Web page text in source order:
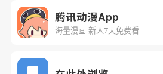
腾讯动漫App
海量漫画 新人7天免费看